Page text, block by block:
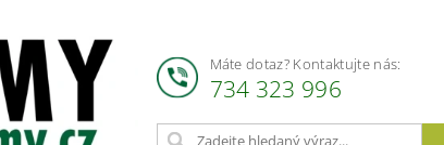
Máte dotaz? Kontaktujte nás:
734 323 996